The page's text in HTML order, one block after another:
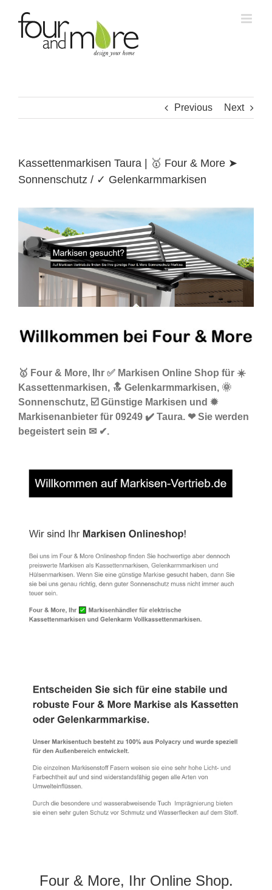
content
Previous Next
Kassettenmarkisen Taura | 🥇 Four & More ➤
Sonnenschutz / ✓ Gelenkarmmarkisen
🥇 Four & More, Ihr ✅ Markisen Online Shop für ☀️
Kassettenmarkisen, 🔝 Gelenkarmmarkisen, 🌞
Sonnenschutz, ☑️ Günstige Markisen und ✹
Markisenanbieter für 09249 ✔️ Taura. ❤ Sie werden
begeistert sein ✉ ✔.
Four & More, Ihr Online Shop.